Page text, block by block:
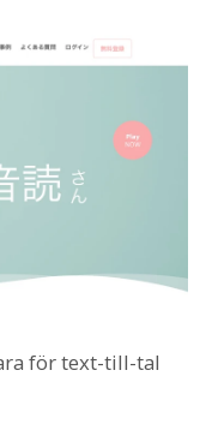
för text-till-tal